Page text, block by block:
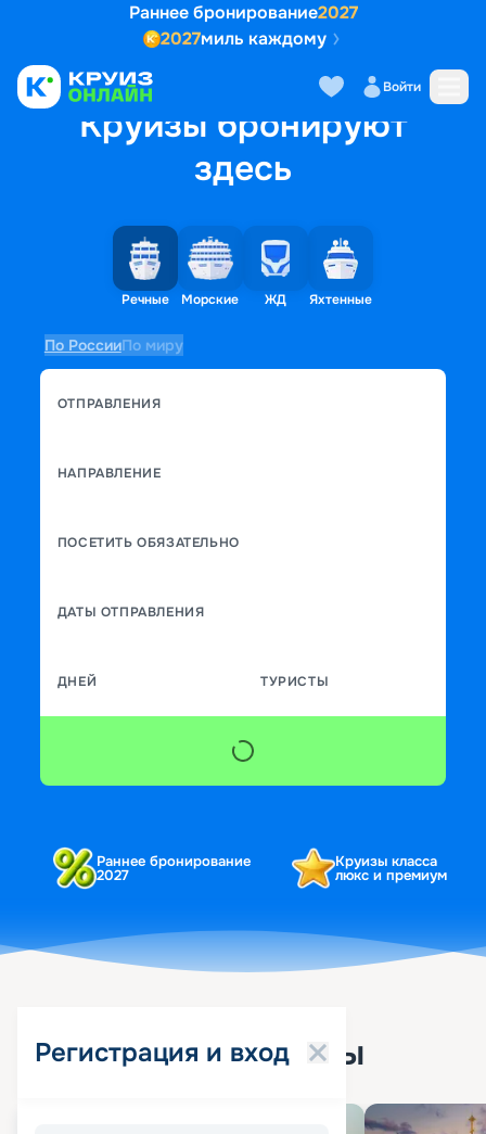
Раннее бронирование2027
2027миль каждому
Войти
Круизы бронируют
здесь
Речные Морские ЖД Яхтенные
По РоссииПо миру
ОТПРАВЛЕНИЯ
НАПРАВЛЕНИЕ
ПОСЕТИТЬ ОБЯЗАТЕЛЬНО
ДАТЫ ОТПРАВЛЕНИЯ
ДНЕЙ ТУРИСТЫ
Раннее бронирование
2027
Круизы класса
люкс и премиум
Регистрация и вход
Популярные круизы